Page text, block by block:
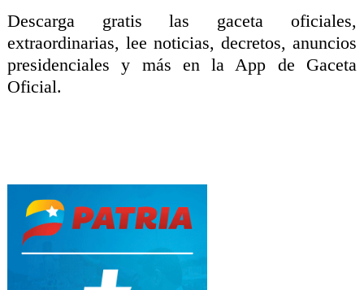
Descarga gratis las gaceta oficiales,
extraordinarias, lee noticias, decretos, anuncios
presidenciales y más en la App de Gaceta
Oficial.